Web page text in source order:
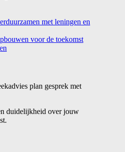
met leningen en
voor de toekomst
duidelijkheid over jouw